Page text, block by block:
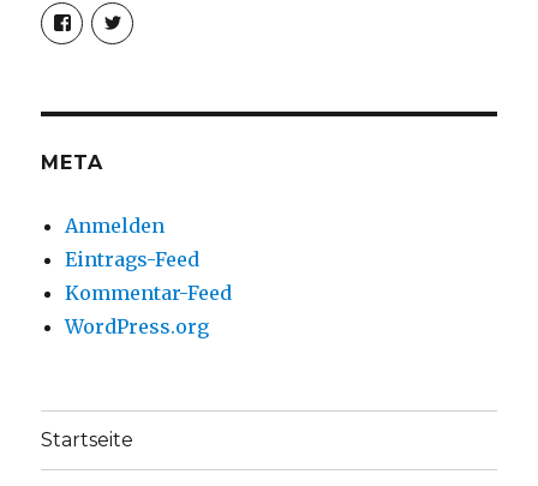
Profil
von
christoph.fleischer1
anzeigen
Profil
von
anzeigen
META
Anmelden
Eintrags-Feed
Kommentar-Feed
WordPress.org
Startseite